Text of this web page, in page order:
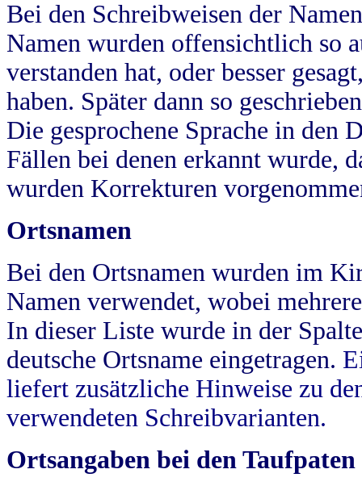
Bei den Schreibweisen der
Namen wurden offensichtlich so
verstanden hat, oder besser
haben. Später dann so
Die gesprochene Sprache in
Fällen bei denen erkannt wurde,
wurden Korrekturen
Ortsnamen
Bei den Ortsnamen wurden im
Namen verwendet, wobei
In dieser Liste wurde in der
deutsche Ortsname eingetragen.
liefert zusätzliche Hinweise zu
verwendeten Schreibvarianten.
Ortsangaben bei den Taufpaten